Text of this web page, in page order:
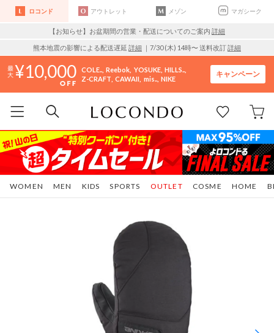
ロコンド アウトレット メゾン マガシーク
【お知らせ】お盆期間の営業・配送についてのご案内 詳細
熊本地震の影響による配送遅延 詳細 ｜7/30 (木) 14時〜 送料改訂詳細
10,000 COLE.. Reebok YOSUKE HILLS..
Z-CRAFT CAWAII mis.. NIKE
キャンペーン
WOMEN MEN KIDS SPORTS COSME HOME
OUTLET